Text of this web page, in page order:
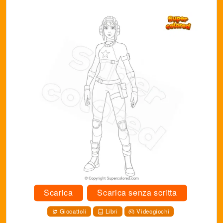
Scarica Scarica senza scritta
Giocattoli Libri Videogiochi